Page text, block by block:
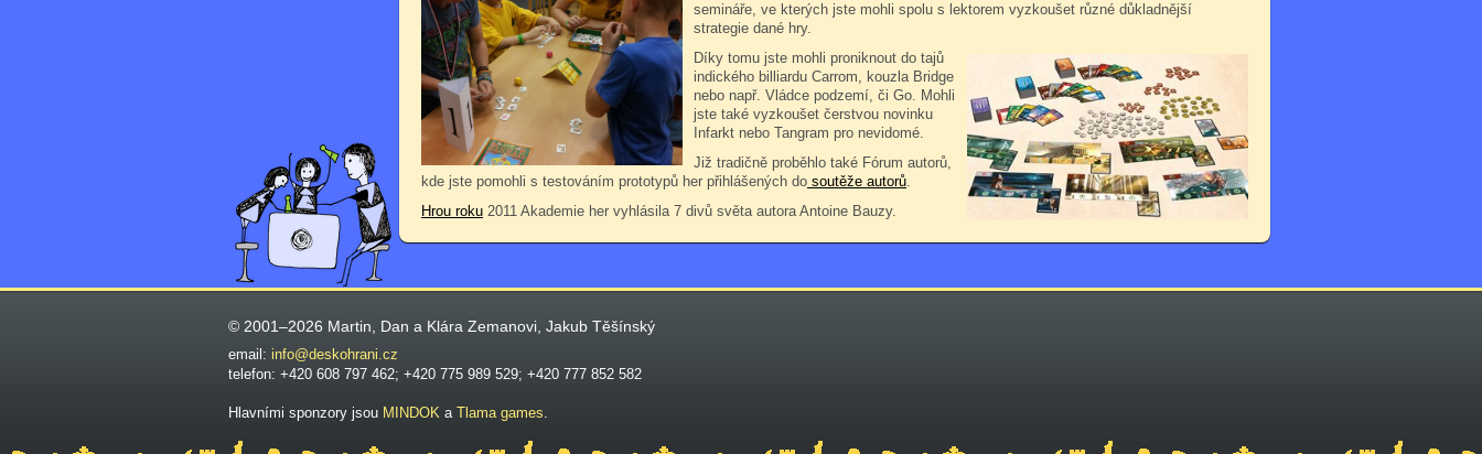
semináře, ve kterých jste mohli spolu s lektorem vyzkoušet různé důkladnější
strategie dané hry.
Díky tomu jste mohli proniknout do tajů
indického billiardu Carrom, kouzla Bridge
nebo např. Vládce podzemí, či Go. Mohli
jste také vyzkoušet čerstvou novinku
Infarkt nebo Tangram pro nevidomé.
Již tradičně proběhlo také Fórum autorů,
kde jste pomohli s testováním prototypů her přihlášených do soutěže autorů.
Hrou roku 2011 Akademie her vyhlásila 7 divů světa autora Antoine Bauzy.
© 2001–2026 Martin, Dan a Klára Zemanovi, Jakub Těšínský
email: info@deskohrani.cz
telefon: +420 608 797 462; +420 775 989 529; +420 777 852 582
Hlavními sponzory jsou MINDOK a Tlama games.